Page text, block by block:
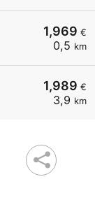
1,969 €
0,5 km
1,989 €
3,9 km